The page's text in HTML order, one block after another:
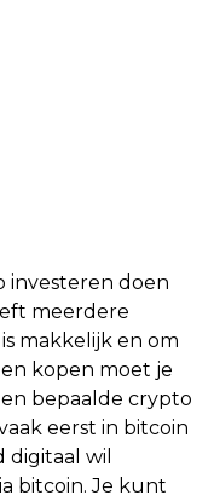
investeren doen
meerdere
makkelijk en om
kopen moet je
bepaalde crypto
eerst in bitcoin
digitaal wil
bitcoin. Je kunt